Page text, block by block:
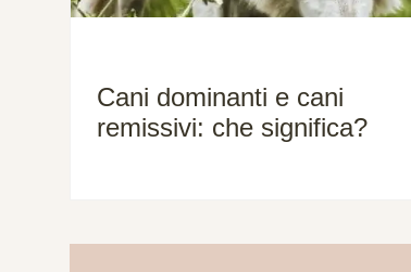
Cani dominanti e cani
remissivi: che significa?